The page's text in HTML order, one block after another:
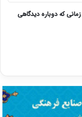
که دوباره دیدگاهی